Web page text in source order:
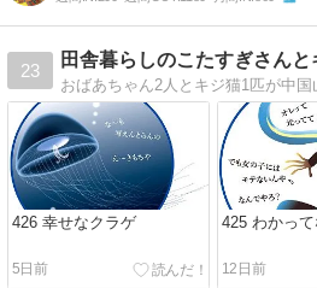
23
田舎暮らしのこたすぎさん
426 幸せなクラゲ
5日前
425 わかっ
12日前